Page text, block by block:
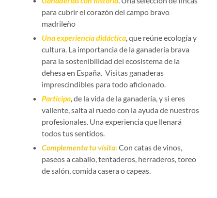
para cubrir el corazón del campo bravo
madrileño
Una experiencia didáctica, que reúne ecología y
cultura. La importancia de la ganadería brava
para la sostenibilidad del ecosistema de la
dehesa en España. Visitas ganaderas
imprescindibles para todo aficionado.
Participa, de la vida de la ganadería, y si eres
valiente, salta al ruedo con la ayuda de nuestros
profesionales. Una experiencia que llenará
todos tus sentidos.
Complementa tu visita: Con catas de vinos,
paseos a caballo, tentaderos, herraderos, toreo
de salón, comida casera o capeas.